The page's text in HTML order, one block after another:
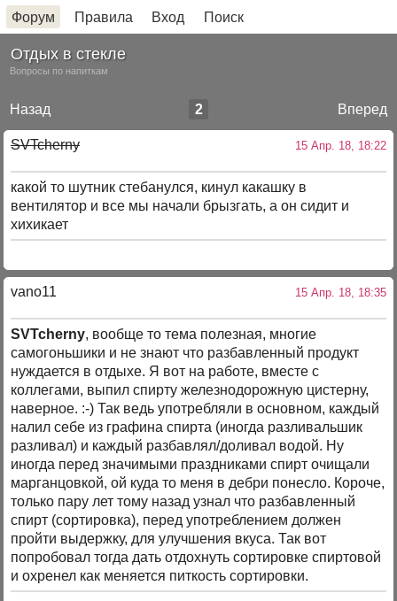
Форум Правила Вход Поиск
Отдых в стекле
Вопросы по напиткам
Назад Вперед
2
SVTcherny 15 Апр. 18, 18:22
какой то шутник стебанулся, кинул какашку в
вентилятор и все мы начали брызгать, а он сидит и
хихикает
vano11 15 Апр. 18, 18:35
SVTcherny, вообще то тема полезная, многие
самогоньшики и не знают что разбавленный продукт
нуждается в отдыхе. Я вот на работе, вместе с
коллегами, выпил спирту железнодорожную цистерну,
наверное. :-) Так ведь употребляли в основном, каждый
налил себе из графина спирта (иногда разливальшик
разливал) и каждый разбавлял/доливал водой. Ну
иногда перед значимыми праздниками спирт очищали
марганцовкой, ой куда то меня в дебри понесло. Короче,
только пару лет тому назад узнал что разбавленный
спирт (сортировка), перед употреблением должен
пройти выдержку, для улучшения вкуса. Так вот
попробовал тогда дать отдохнуть сортировке спиртовой
и охренел как меняется питкость сортировки.